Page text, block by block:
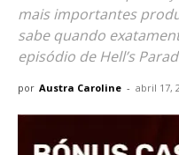
mais importantes
sabe quando
episódio de Hell’s
por Austra Caroline - abril 17,